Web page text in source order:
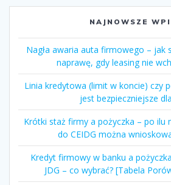
NAJNOWSZE
Nagła awaria auta firmowego – jak
naprawę, gdy leasing nie
Linia kredytowa (limit w koncie) czy
jest bezpieczniejsze
Krótki staż firmy a pożyczka – po ilu
do CEIDG można
Kredyt firmowy w banku a
JDG – co wybrać? [Tabela